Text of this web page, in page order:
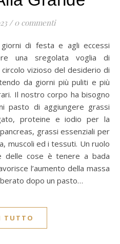
/ 0 commenti
una sregolata voglia di
circolo vizioso del desiderio di
da giorni più puliti e più
Il nostro corpo ha bisogno
pasto di aggiungere grassi
proteine e iodio per la
grassi essenziali per
muscoli ed i tessuti. Un ruolo
delle cose è tenere a bada
l’aumento della massa
dopo un pasto…
TUTTO